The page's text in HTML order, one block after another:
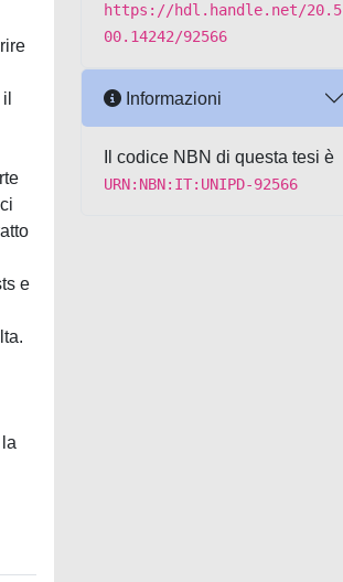
e
https://hdl.handle.net/20.5
00.14242/92566
Informazioni
Il codice NBN di questa tesi è
URN:NBN:IT:UNIPD-92566